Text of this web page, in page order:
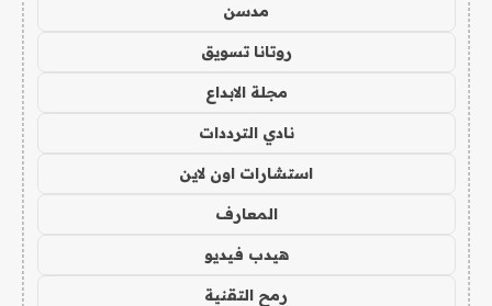
مدسن
روتانا تسويق
مجلة الابداع
نادي الترددات
استشارات اون لاين
المعارف
هيدب فيديو
رمح التقنية